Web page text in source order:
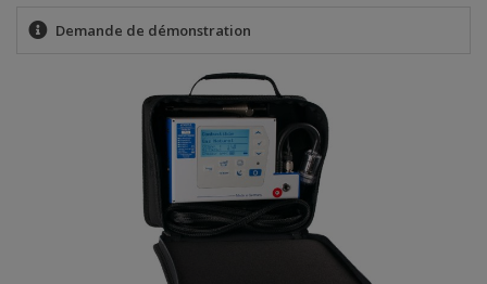
Demande de démonstration